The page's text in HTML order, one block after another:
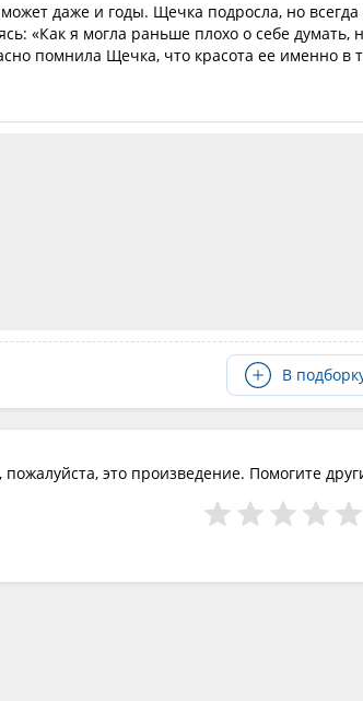
даже и годы. Щечка подросла, но
«Как я могла раньше плохо о себе
помнила Щечка, что красота ее именно в
В
это произведение. Помогите